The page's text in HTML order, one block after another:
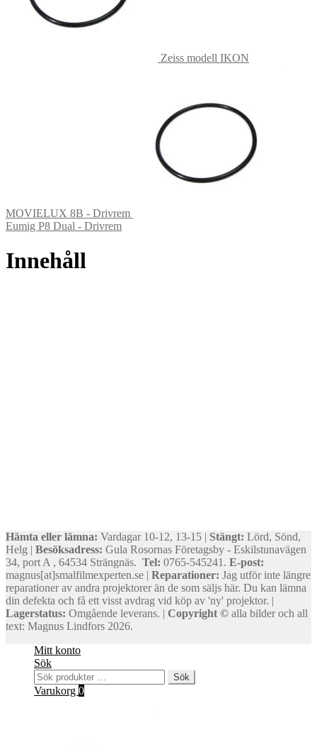
Zeiss modell IKON
MOVIELUX 8B - Drivrem
Eumig P8 Dual - Drivrem
Innehåll
Hämta eller lämna: Vardagar 10-12, 13-15 | Stängt: Lörd, Sönd,
Helg | Besöksadress: Gula Rosornas Företagsby - Eskilstunavägen
34, port A , 64534 Strängnäs. Tel: 0765-545241. E-post:
magnus[at]smalfilmexperten.se | Reparationer: Jag utför inte längre
reparationer av andra projektorer än de som säljs här. Du kan lämna
din defekta och få ett visst avdrag vid köp av 'ny' projektor. |
Lagerstatus: Omgående leverans. | Copyright © alla bilder och all
text: Magnus Lindfors 2026.
Mitt konto
Sök
Sök
efter:
Sök
Varukorg 0